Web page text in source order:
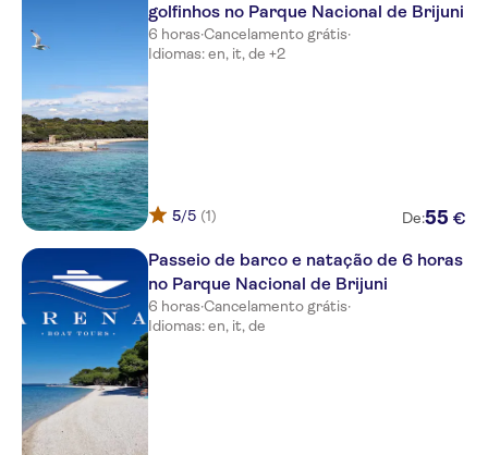
golfinhos no Parque Nacional de Brijuni
6 horas·Cancelamento grátis·
Idiomas: en, it, de +2
5/5 (1) De:55 €
Passeio de barco e natação de 6 horas
no Parque Nacional de Brijuni
6 horas·Cancelamento grátis·
Idiomas: en, it, de